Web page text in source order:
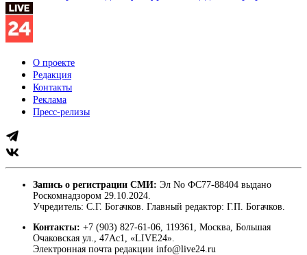
О проекте
Редакция
Контакты
Реклама
Пресс-релизы
Запись о регистрации СМИ: Эл No ФС77-88404 выдано
Роскомнадзором 29.10.2024.
Учредитель: С.Г. Богачков. Главный редактор: Г.П. Богачков.
Контакты: +7 (903) 827-61-06, 119361, Москва, Большая
Очаковская ул., 47Ас1, «LIVE24».
Электронная почта редакции info@live24.ru